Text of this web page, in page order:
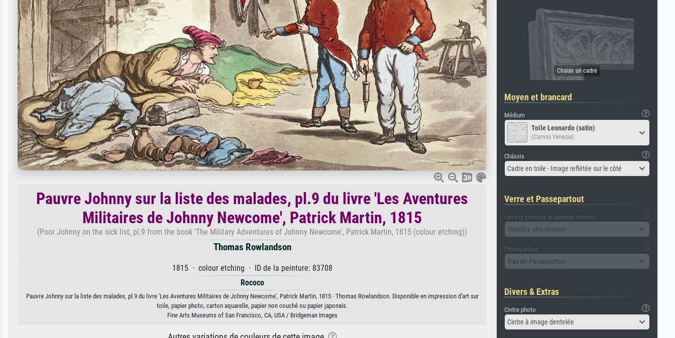
Pauvre Johnny sur la liste des malades, pl.9 du livre 'Les Aventures
Militaires de Johnny Newcome', Patrick Martin, 1815
(Poor Johnny on the sick list, pl.9 from the book 'The Military Adventures of Johnny Newcome', Patrick Martin, 1815 (colour etching))
Thomas Rowlandson
1815 · colour etching · ID de la peinture: 83708
Rococo
Pauvre Johnny sur la liste des malades, pl.9 du livre 'Les Aventures Militaires de Johnny Newcome', Patrick Martin, 1815 · Thomas Rowlandson. Disponible en impression d'art sur
toile, papier photo, carton aquarelle, papier non couché ou papier japonais.
Fine Arts Museums of San Francisco, CA, USA / Bridgeman Images
Moyen et brancard
Médium
Toile Leonardo (satin)
(Canvas Venezia)
Châssis
Cadre en toile - Image reflétée sur le côté
Verre et Passepartout
verre (y compris le panneau arrière)
Veuillez sélectionner
Passepartout
Pas de Passepartout
Divers & Extras
Cintre photo
Cintre à image dentelée